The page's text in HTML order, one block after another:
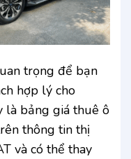
trọng để bạn
hợp lý cho
là bảng giá thuê ô
thông tin thị
và có thể thay